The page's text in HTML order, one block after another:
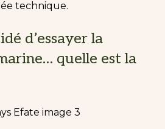
technique.
d’essayer la
quelle est la